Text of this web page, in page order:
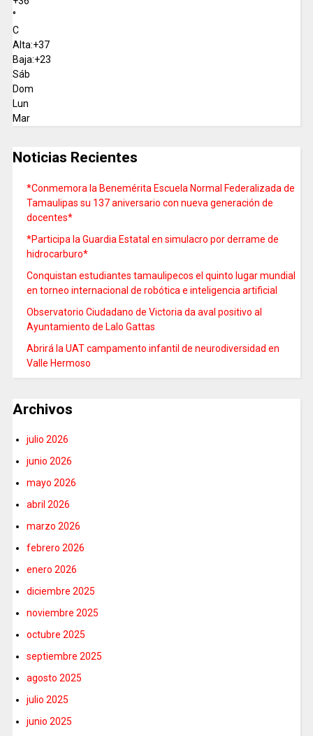
°
C
Alta:+37
Baja:+23
Sáb
Dom
Lun
Mar
Noticias Recientes
*Conmemora la Benemérita Escuela Normal Federalizada de
Tamaulipas su 137 aniversario con nueva generación de
docentes*
*Participa la Guardia Estatal en simulacro por derrame de
hidrocarburo*
Conquistan estudiantes tamaulipecos el quinto lugar mundial
en torneo internacional de robótica e inteligencia artificial
Observatorio Ciudadano de Victoria da aval positivo al
Ayuntamiento de Lalo Gattas
Abrirá la UAT campamento infantil de neurodiversidad en
Valle Hermoso
Archivos
julio 2026
junio 2026
mayo 2026
abril 2026
marzo 2026
febrero 2026
enero 2026
diciembre 2025
noviembre 2025
octubre 2025
septiembre 2025
agosto 2025
julio 2025
junio 2025